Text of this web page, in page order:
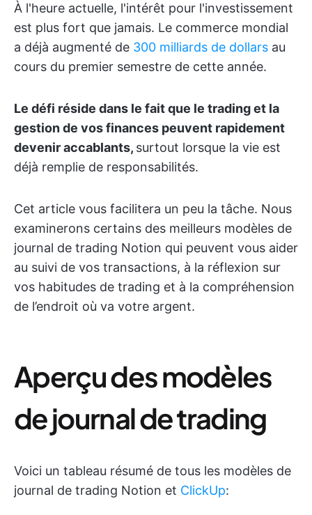
À l'heure actuelle, l'intérêt pour l'investissement
est plus fort que jamais. Le commerce mondial
a déjà augmenté de 300 milliards de dollars au
cours du premier semestre de cette année.
Le défi réside dans le fait que le trading et la
gestion de vos finances peuvent rapidement
devenir accablants, surtout lorsque la vie est
déjà remplie de responsabilités.
Cet article vous facilitera un peu la tâche. Nous
examinerons certains des meilleurs modèles de
journal de trading Notion qui peuvent vous aider
au suivi de vos transactions, à la réflexion sur
vos habitudes de trading et à la compréhension
de l’endroit où va votre argent.
Aperçu des modèles
de journal de trading
Voici un tableau résumé de tous les modèles de
journal de trading Notion et ClickUp: